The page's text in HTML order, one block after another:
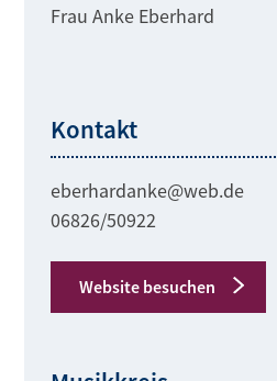
Frau Anke Eberhard
Kontakt
eberhardanke@web.de
06826/50922
Website besuchen